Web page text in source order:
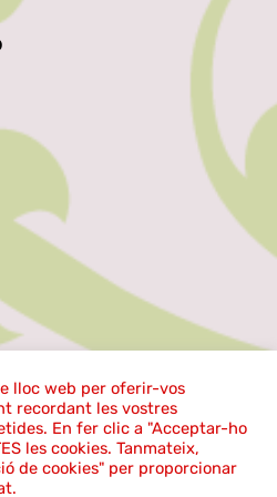
| Tots els drets reservats |
|Avís legal
lloc web per oferir-vos
recordant les vostres
En fer clic a "Acceptar-ho
les cookies. Tanmateix,
de cookies" per proporcionar